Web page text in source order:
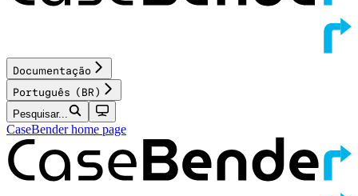
Documentação
Português (BR)
Pesquisar...
CaseBenderhome page